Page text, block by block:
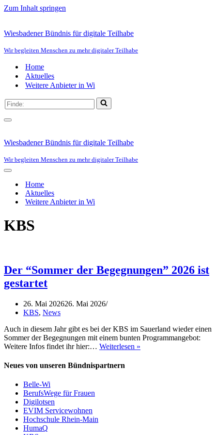
Zum Inhalt springen
Wiesbadener Bündnis für digitale Teilhabe
Wir begleiten Menschen zu mehr digitaler Teilhabe
Home
Aktuelles
Weitere Anbieter in Wi
Suchen
nach …
Navigationsmenü
Wiesbadener Bündnis für digitale Teilhabe
Wir begleiten Menschen zu mehr digitaler Teilhabe
Navigationsmenü
Home
Aktuelles
Weitere Anbieter in Wi
KBS
Der “Sommer der Begegnungen” 2026 ist
gestartet
26. Mai 202626. Mai 2026
KBS, News
Auch in diesem Jahr gibt es bei der KBS im Sauerland wieder einen
Sommer der Begegnungen mit einem bunten Programmangebot:
Weitere Infos findet ihr hier:… Weiterlesen »
Neues von unseren Bündnispartnern
Belle-Wi
BerufsWege für Frauen
Digilotsen
EVIM Servicewohnen
Hochschule Rhein-Main
HumaQ